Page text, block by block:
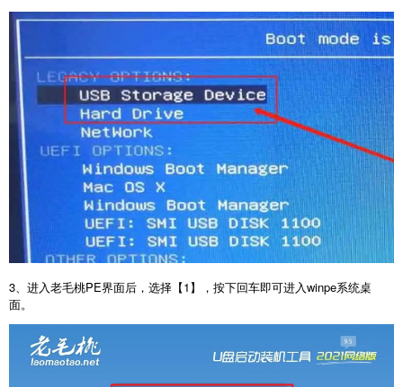
3、进入老毛桃PE界面后，选择【1】，按下回车即可进入winpe系统桌
面。